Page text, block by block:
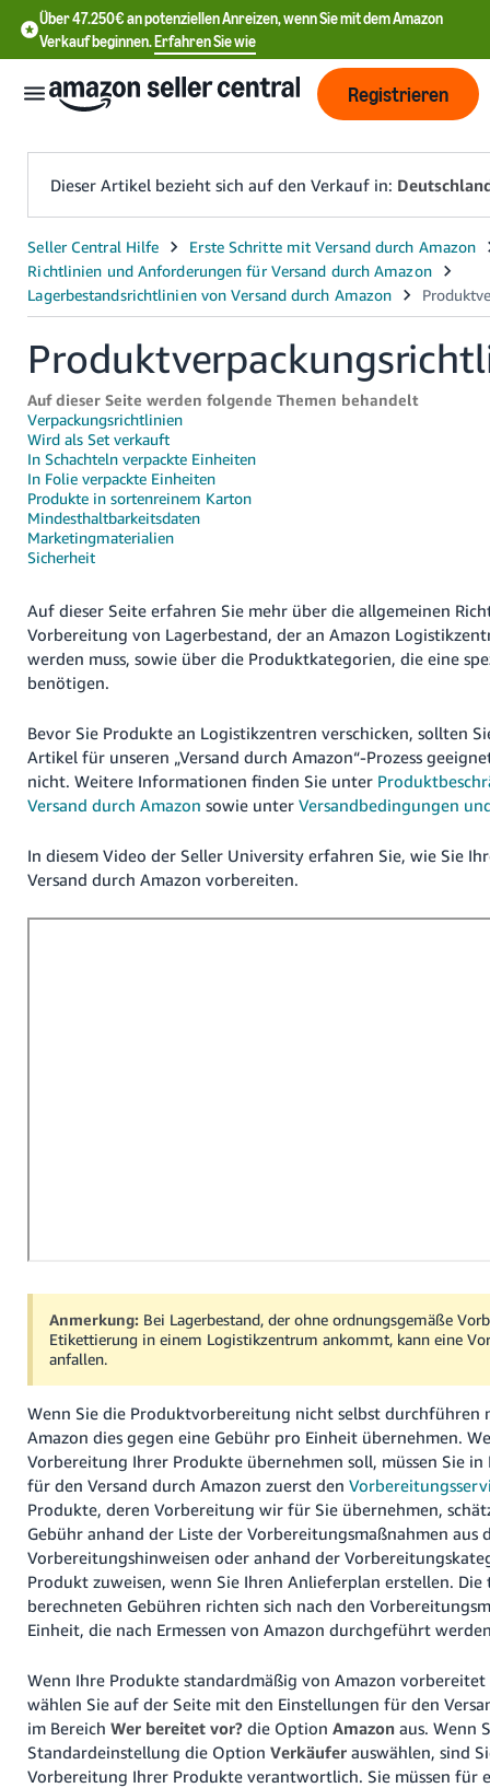
Über 47.250€ an potenziellen Anreizen, wenn Sie mit dem Amazon
Verkauf beginnen.Erfahren Sie wie
中
文
-
English
- DE
中
文
-
TW
- TR
Deutsch
- DE
Español
- ES
Français
Italiano
Anmelden
Registrieren
Registrieren
Dieser Artikel bezieht sich auf den Verkauf in:
Auf dieser Seite werden folgende Themen behandelt
Verpackungsrichtlinien
Wird als Set verkauft
In Schachteln verpackte Einheiten
In Folie verpackte Einheiten
Produkte in sortenreinem Karton
Mindesthaltbarkeitsdaten
Marketingmaterialien
Sicherheit
Auf dieser Seite erfahren Sie mehr über die allgemeinen
Vorbereitung von Lagerbestand, der an Amazon
werden muss, sowie über die Produktkategorien, die eine
benötigen.
Bevor Sie Produkte an Logistikzentren verschicken, sollten
Artikel für unseren „Versand durch Amazon“-Prozess
nicht. Weitere Informationen finden Sie unter
Versand durch Amazon sowie unterVersandbedingungen
In diesem Video der Seller University erfahren Sie, wie Sie
Versand durch Amazon vorbereiten.
Anmerkung: Bei Lagerbestand, der ohne ordnungsgemäße
Etikettierung in einem Logistikzentrum ankommt, kann eine
anfallen.
Wenn Sie die Produktvorbereitung nicht selbst durchführen
Amazon dies gegen eine Gebühr pro Einheit übernehmen.
Vorbereitung Ihrer Produkte übernehmen soll, müssen Sie
für den Versand durch Amazon zuerst den
Produkte, deren Vorbereitung wir für Sie übernehmen,
Gebühr anhand der Liste der Vorbereitungsmaßnahmen aus
Vorbereitungshinweisen oder anhand der
Produkt zuweisen, wenn Sie Ihren Anlieferplan erstellen. Die
berechneten Gebühren richten sich nach den
Einheit, die nach Ermessen von Amazon durchgeführt
Wenn Ihre Produkte standardmäßig von Amazon
wählen Sie auf der Seite mit den Einstellungen für den
im BereichWer bereitet vor? die OptionAmazon aus. Wenn
Standardeinstellung die OptionVerkäufer auswählen, sind
Vorbereitung Ihrer Produkte verantwortlich. Sie müssen für